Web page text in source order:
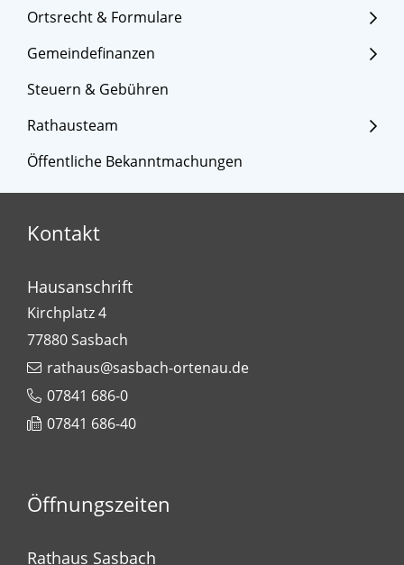
Ortsrecht & Formulare
Gemeindefinanzen
Steuern & Gebühren
Rathausteam
Öffentliche Bekanntmachungen
Kontakt
Hausanschrift
Kirchplatz 4
77880Sasbach
rathaus@sasbach-ortenau.de
07841 686-0
07841 686-40
Öffnungszeiten
Rathaus Sasbach